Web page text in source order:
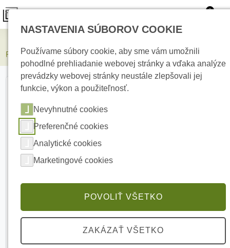
0
PARADOX VEZFI 4x0,5mm Signálny kábel
NASTAVENIA SÚBOROV COOKIE
Používame súbory cookie, aby sme vám umožnili
pohodlné prehliadanie webovej stránky a vďaka analýze
prevádzky webovej stránky neustále zlepšovali jej
funkcie, výkon a použiteľnosť.
Nevyhnutné cookies
Preferenčné cookies
Analytické cookies
Marketingové cookies
POVOLIŤ VŠETKO
ZAKÁZAŤ VŠETKO